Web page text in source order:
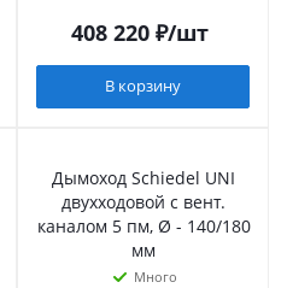
408 220₽/шт
В корзину
Дымоход Schiedel UNI
двухходовой с вент.
каналом 5 пм, Ø - 140/180
мм
Много